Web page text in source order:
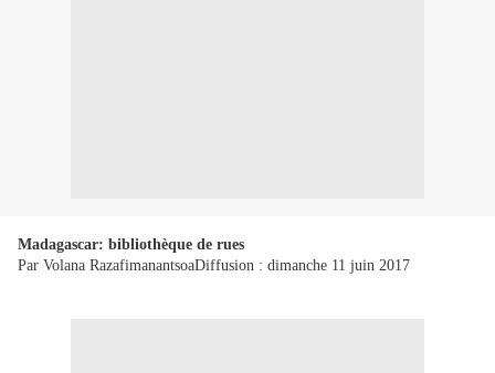
Madagascar: bibliothèque de rues
Par Volana RazafimanantsoaDiffusion : dimanche 11 juin 2017